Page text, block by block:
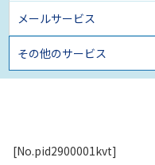
メールサービス
その他のサービス
[No.pid2900001kvt]